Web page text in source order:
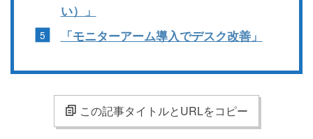
い）」
「モニターアーム導入でデスク改善」
この記事タイトルとURLをコピー